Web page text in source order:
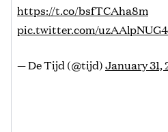
https://t.co/bsfTCAha8m
pic.twitter.com/uzAAlpNUG4
— De Tijd (@tijd)January 31,